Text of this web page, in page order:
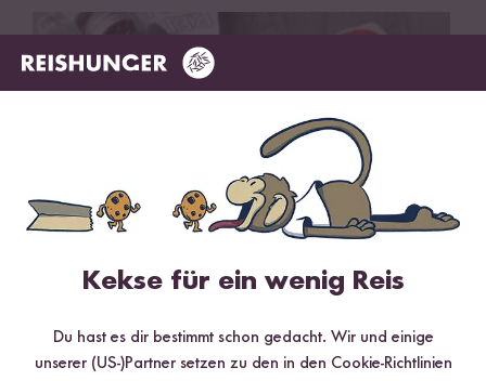
Veganes Reismehl-Pancake-Duo "Black and
Kekse für ein wenig Reis
Du hast es dir bestimmt schon gedacht. Wir und einige
unserer (US-)Partner setzen zu den in den Cookie-Richtlinien